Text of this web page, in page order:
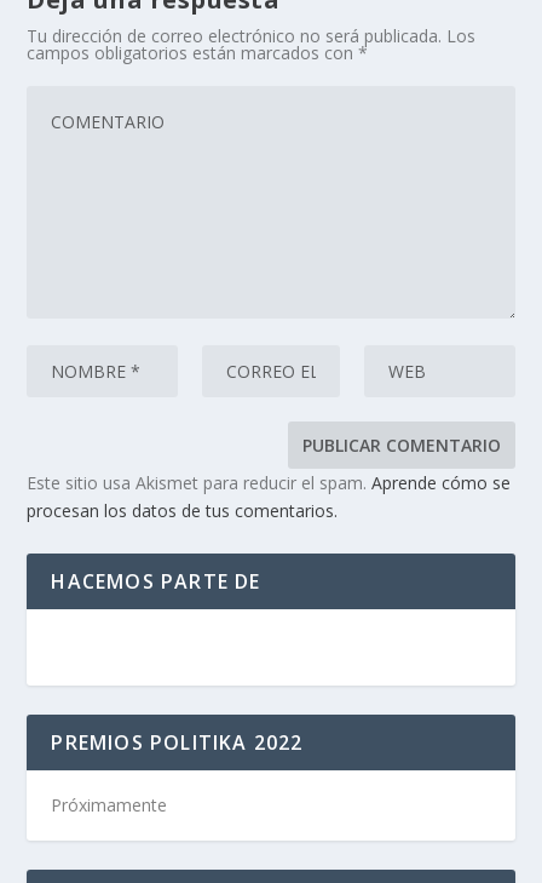
Tu dirección de correo electrónico no será publicada. Los
campos obligatorios están marcados con*
Este sitio usa Akismet para reducir el spam.Aprende cómo se
procesan los datos de tus comentarios.
HACEMOS PARTE DE
PREMIOS POLITIKA 2022
Próximamente